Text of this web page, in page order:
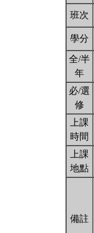
班次
學分
全/半
年
必/選
修
上課
時間
上課
地點
備註